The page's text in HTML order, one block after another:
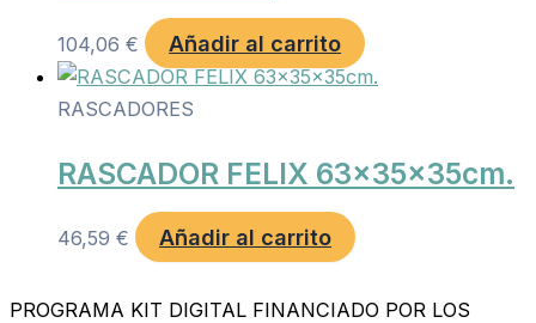
104,06 € Añadir al carrito
RASCADORES
RASCADOR FELIX 63x35x35cm.
46,59 € Añadir al carrito
PROGRAMA KIT DIGITAL FINANCIADO POR LOS